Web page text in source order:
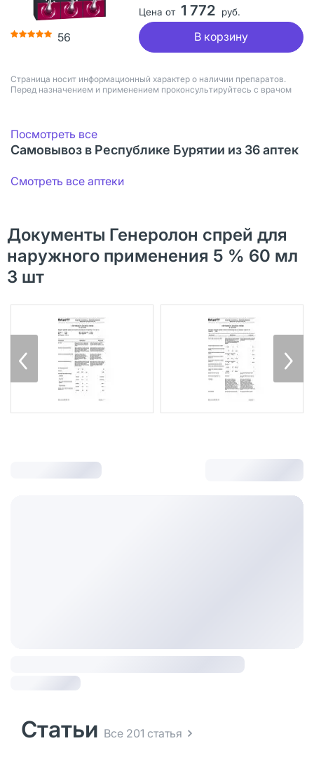
56
Цена от 1 772 руб.
В корзину
Страница носит информационный характер о наличии препаратов.
Перед назначением и применением проконсультируйтесь с врачом
Посмотреть все
Самовывоз в Республике Бурятии из 36 аптек
Смотреть все аптеки
Документы Генеролон спрей для
наружного применения 5 % 60 мл
3 шт
Статьи Все 201 статья